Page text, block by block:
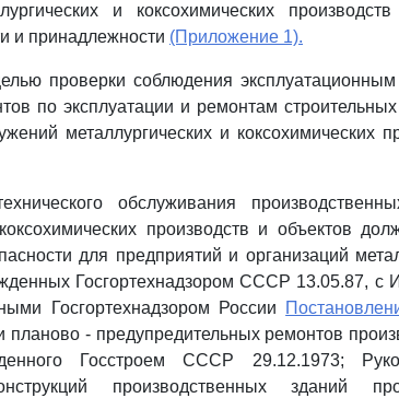
и коксохимических
и принадлежности (Приложение 1).
проверки соблюдения
по эксплуатации и ремонтам строительных
металлургических и коксохимических
обслуживания
производств и объектов
для предприятий и организаций
Госгортехнадзором СССР 13.05.87, с
Госгортехнадзором России
планово - предупредительных ремонтов
Госстроем СССР 29.12.1973;
производственных зданий